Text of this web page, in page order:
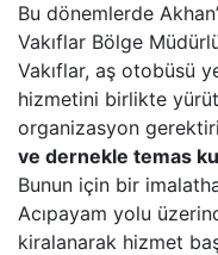
Bu dönemlerde
Vakıflar Bölge
Vakıflar, aş otobüsü
hizmetini birlikte
organizasyon
ve dernekle temas
Bunun için bir
Acıpayam yolu
kiralanarak hizmet